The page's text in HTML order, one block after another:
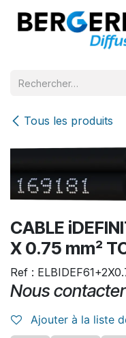
Se rendre au contenu
Tous les produits
CABLE
X 0.75 mm²
Ref :
Nous contacter
Ajouter à la liste